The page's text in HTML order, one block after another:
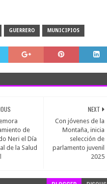
GUERRERO MUNICIPIOS
NEXT
Con jóvenes de la
Montaña, inicia
selección de
parlamento juvenil
2025
de
Neri el Día
de la Salud